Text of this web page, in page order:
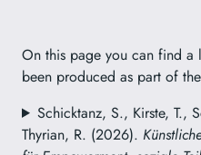
On this page you can find a
been produced as part of
Schicktanz, S., Kirste, T.,
Thyrian, R. (2026).